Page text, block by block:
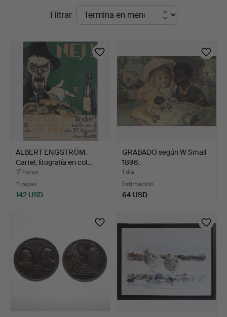
Norrköping
SubastasFiltrar
ALBERT ENGSTRÖM.
Cartel, litografía en col…
17 horas
11 pujas
142 USD
GRABADO según W Small
1896.
1 día
Estimación
64 USD